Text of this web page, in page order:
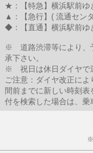
★：【特急】横浜駅前ゆ
▲：【急行】( 流通セン
◆：【直通】横浜駅前ゆ
※ 道路渋滞等により、
承下さい。
※ 祝日は休日ダイヤで
ご注意：ダイヤ改正に
間前までに新しい時刻
付を検索した場合は、乗
※